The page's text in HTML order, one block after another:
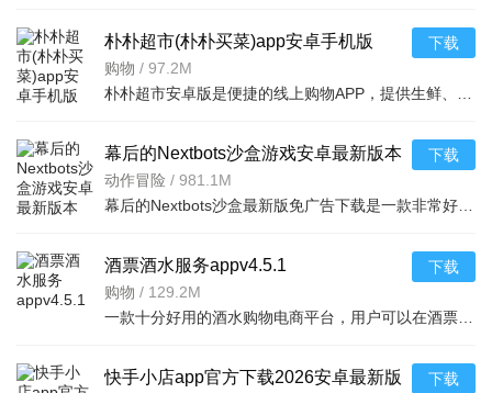
朴朴超市(朴朴买菜)app安卓手机版
v6.2.2安卓版
购物 / 97.2M
下载
幕后的Nextbots沙盒游戏安卓最新版本
v11.2.2 中文版
动作冒险 / 981.1M
下载
酒票酒水服务appv4.5.1
购物 / 129.2M
下载
快手小店app官方下载2026安卓最新版
下载